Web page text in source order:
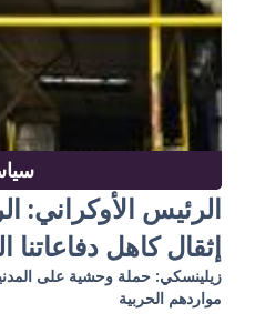
الرئيس الأوكراني:
إثقال كاهل دفاعاتنا
زيلينسكي: حملة وحشية على
مواردهم الحربية